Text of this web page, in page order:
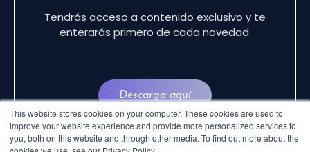
This website stores cookies on your computer. These cookies are used to
improve your website experience and provide more personalized services to
you, both on this website and through other media. To find out more about the
Tendrás acceso a contenido exclusivo y te
enterarás primero de cada novedad.
Descarga aquí